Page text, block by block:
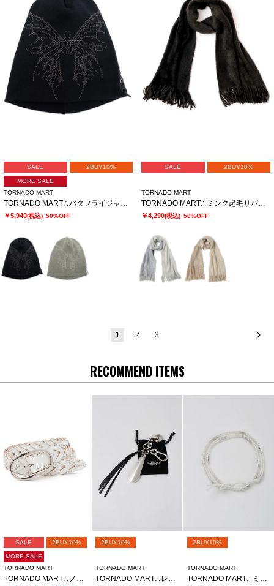
SALE 2BUY10%
MORE SALE
TORNADO MART
￥5,940(税込) 50%OFF
SALE 2BUY10%
TORNADO MART
TORNADO MART∴ミンク起毛リバーシブルマフラー
￥4,290(税込) 50%OFF
1 2 3
RECOMMEND ITEMS
SALE 2BUY10%
MORE SALE
TORNADO MART
2BUY10%
TORNADO MART
2BUY10%
TORNADO MART